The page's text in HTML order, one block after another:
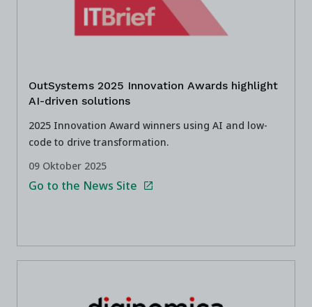
OutSystems 2025 Innovation Awards highlight
AI-driven solutions
2025 Innovation Award winners using AI and low-
code to drive transformation.
09 Oktober 2025
Go to the News Site